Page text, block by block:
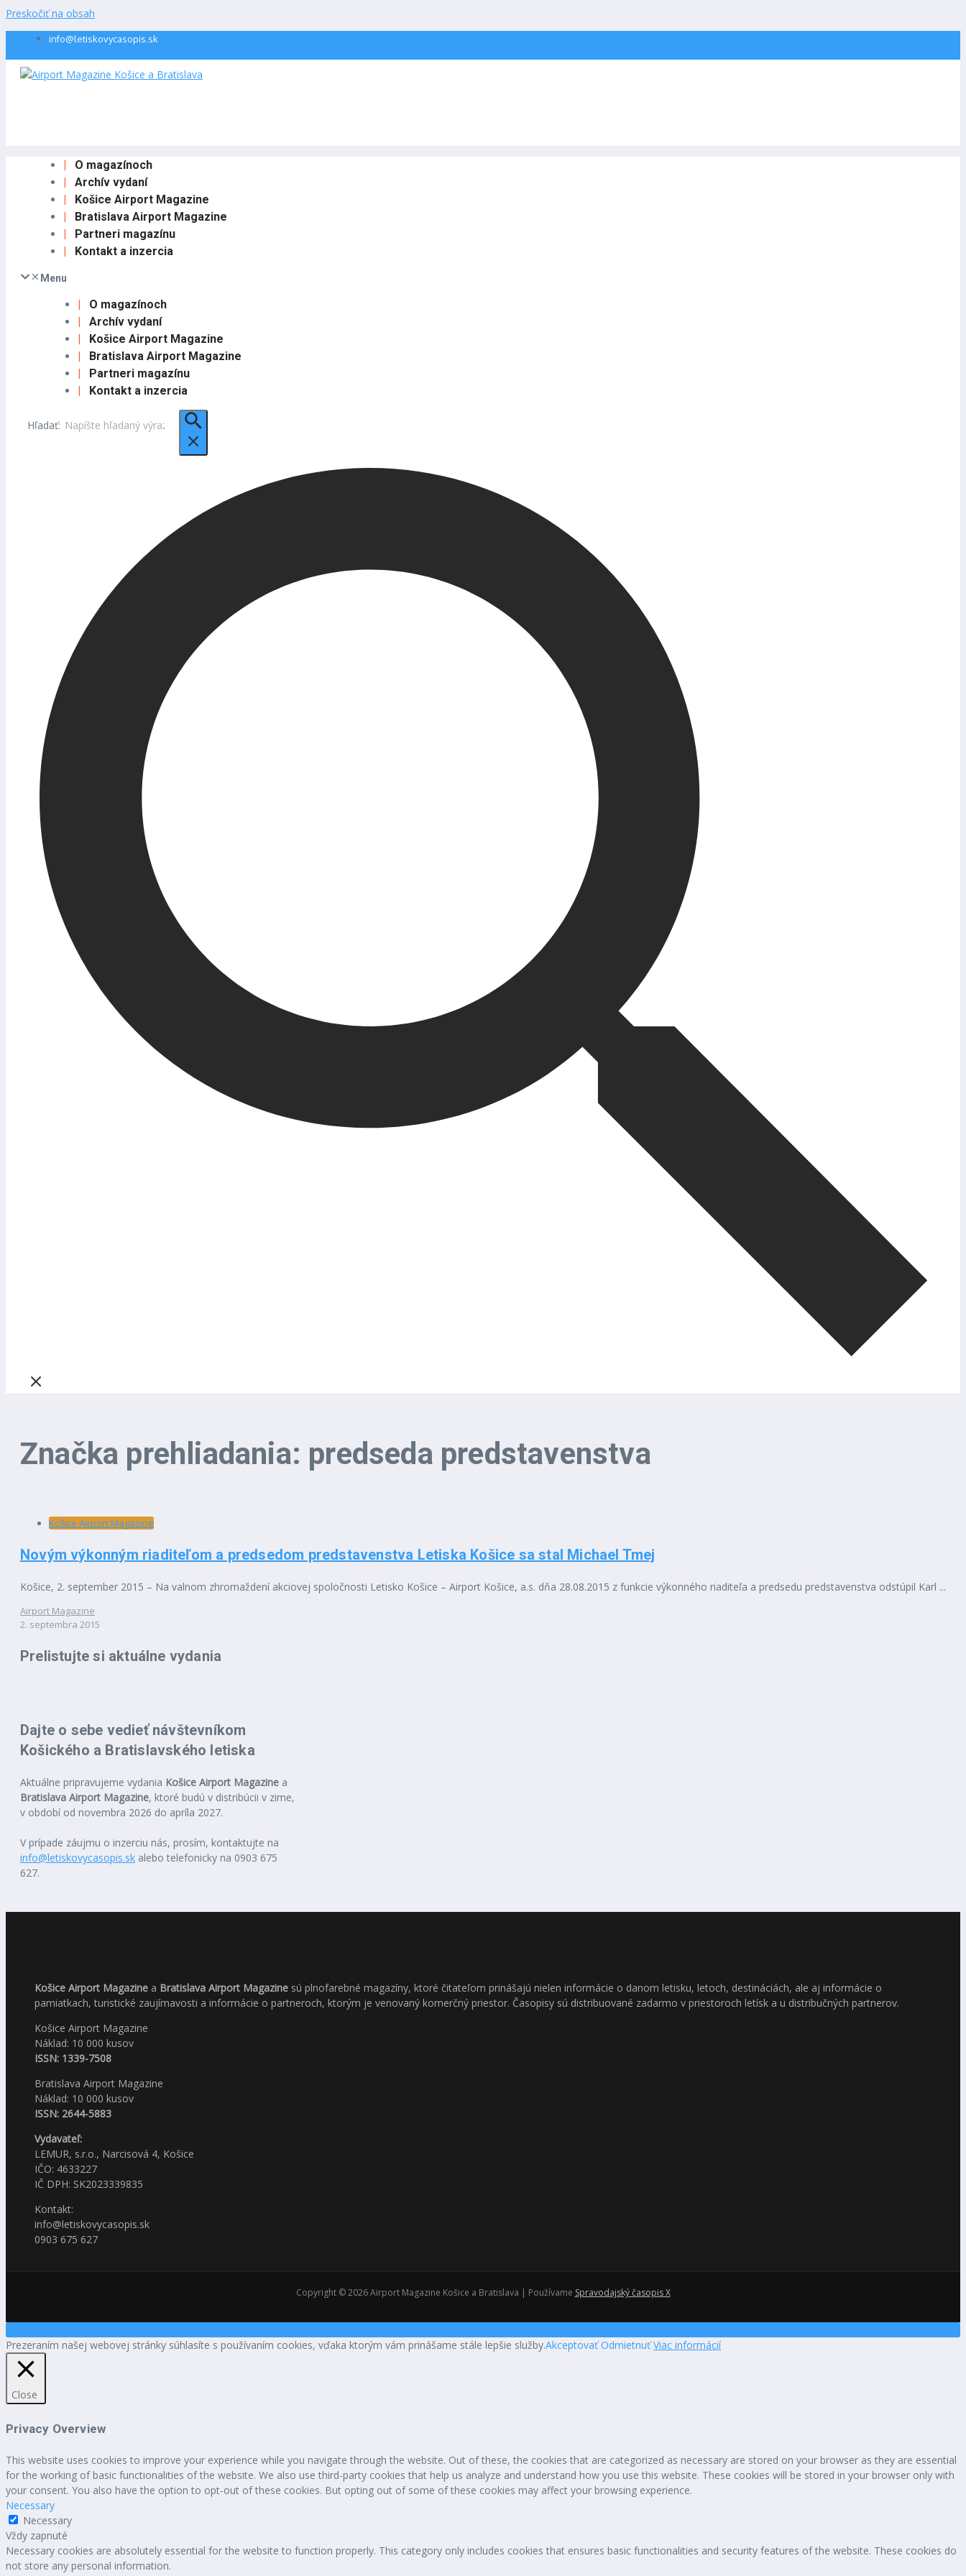
Preskočiť na obsah
info@letiskovycasopis.sk
O magazínoch
Archív vydaní
Košice Airport Magazine
Bratislava Airport Magazine
Partneri magazínu
Kontakt a inzercia
Menu
O magazínoch
Archív vydaní
Košice Airport Magazine
Bratislava Airport Magazine
Partneri magazínu
Kontakt a inzercia
Hľadať:
Značka prehliadania: predseda predstavenstva
Košice Airport Magazine
Novým výkonným riaditeľom a predsedom predstavenstva Letiska Košice sa stal Michael Tmej
Košice, 2. september 2015 – Na valnom zhromaždení akciovej spoločnosti Letisko Košice – Airport Košice, a.s. dňa 28.08.2015 z funkcie výkonného riaditeľa a predsedu predstavenstva odstúpil Karl ...
Airport Magazine
2. septembra 2015
Prelistujte si aktuálne vydania
Dajte o sebe vedieť návštevníkom
Košického a Bratislavského letiska
Aktuálne pripravujeme vydania Košice Airport Magazine a
Bratislava Airport Magazine, ktoré budú v distribúcii v zime,
v období od novembra 2026 do apríla 2027.
V prípade záujmu o inzerciu nás, prosím, kontaktujte na
info@letiskovycasopis.sk alebo telefonicky na 0903 675
627.
Košice Airport Magazine a Bratislava Airport Magazine sú plnofarebné magazíny, ktoré čitateľom prinášajú nielen informácie o danom letisku, letoch, destináciách, ale aj informácie o
pamiatkach, turistické zaujímavosti a informácie o partneroch, ktorým je venovaný komerčný priestor. Časopisy sú distribuované zadarmo v priestoroch letísk a u distribučných partnerov.
Košice Airport Magazine
Náklad: 10 000 kusov
ISSN: 1339-7508
Bratislava Airport Magazine
Náklad: 10 000 kusov
ISSN: 2644-5883
Vydavateľ:
LEMUR, s.r.o., Narcisová 4, Košice
IČO: 4633227
IČ DPH: SK2023339835
Kontakt:
info@letiskovycasopis.sk
0903 675 627
Copyright © 2026 Airport Magazine Košice a Bratislava | Používame Spravodajský časopis X
Prezeraním našej webovej stránky súhlasíte s používaním cookies, vďaka ktorým vám prinášame stále lepšie služby.Akceptovať Odmietnuť Viac informácií
Close
Privacy Overview
This website uses cookies to improve your experience while you navigate through the website. Out of these, the cookies that are categorized as necessary are stored on your browser as they are essential
for the working of basic functionalities of the website. We also use third-party cookies that help us analyze and understand how you use this website. These cookies will be stored in your browser only with
your consent. You also have the option to opt-out of these cookies. But opting out of some of these cookies may affect your browsing experience.
Necessary
Necessary
Vždy zapnuté
Necessary cookies are absolutely essential for the website to function properly. This category only includes cookies that ensures basic functionalities and security features of the website. These cookies do
not store any personal information.